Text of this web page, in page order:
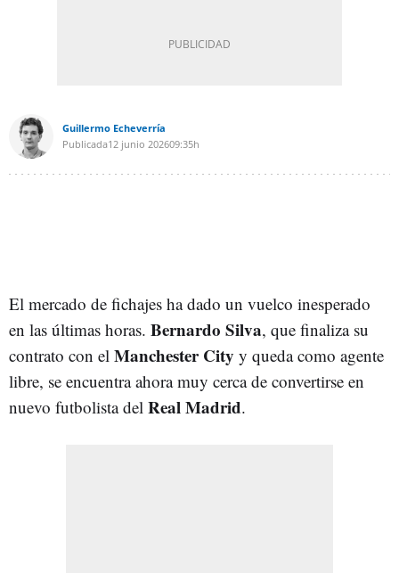
Guillermo Echeverría
Publicada12 junio 202609:35h
El mercado de fichajes ha dado un vuelco inesperado
en las últimas horas. Bernardo Silva, que finaliza su
contrato con el Manchester City y queda como agente
libre, se encuentra ahora muy cerca de convertirse en
nuevo futbolista del Real Madrid.